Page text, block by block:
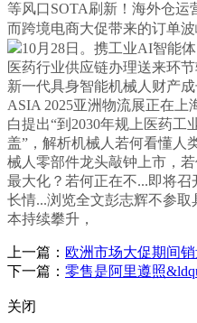
等风口SOTA刷新！海外仓运
而跨境电商大促带来的订单
10月28日。携工业AI智能
医药行业供应链办理送来环
新一代具身智能机械人财产
ASIA 2025亚洲物流展正在上
白提出“到2030年规上医药工
盖”，解析机械人若何看懂人
械人零部件龙头敲钟上市，
最大化？若何正在不...即将
长情...浏览全文彭志辉不参
本持续攀升，
上一篇： 欧洲市场大促期间
下一篇： 零售是阿里遵照
关闭